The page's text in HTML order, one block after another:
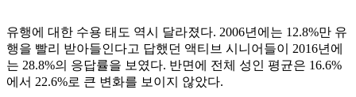
유행에 대한 수용 태도 역시 달라졌다. 2006년에는 12.8%만 유
행을 빨리 받아들인다고 답했던 액티브 시니어들이 2016년에
는 28.8%의 응답률을 보였다. 반면에 전체 성인 평균은 16.6%
에서 22.6%로 큰 변화를 보이지 않았다.